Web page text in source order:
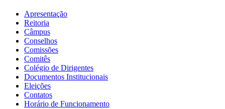
Apresentação
Reitoria
Câmpus
Conselhos
Comissões
Comitês
Colégio de Dirigentes
Documentos Institucionais
Eleições
Contatos
Horário de Funcionamento